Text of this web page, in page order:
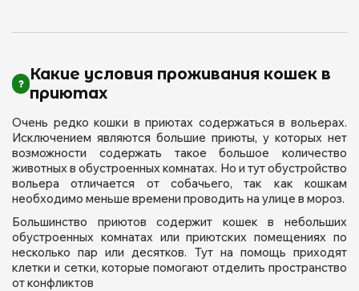
Какие условия проживания кошек в
приютах
Очень редко кошки в приютах содержаться в вольерах.
Исключением являются большие приюты, у которых нет
возможности содержать такое большое количество
животных в обустроенных комнатах. Но и тут обустройство
вольера отличается от собачьего, так как кошкам
необходимо меньше времени проводить на улице в мороз.
Большинство приютов содержит кошек в небольших
обустроенных комнатах или приютских помещениях по
несколько пар или десятков. Тут на помощь приходят
клетки и сетки, которые помогают отделить пространство
от конфликтов